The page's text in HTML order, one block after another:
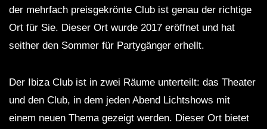
der mehrfach preisgekrönte Club ist genau der richtige
Ort für Sie. Dieser Ort wurde 2017 eröffnet und hat
seither den Sommer für Partygänger erhellt.
Der Ibiza Club ist in zwei Räume unterteilt: das Theater
und den Club, in dem jeden Abend Lichtshows mit
einem neuen Thema gezeigt werden. Dieser Ort bietet